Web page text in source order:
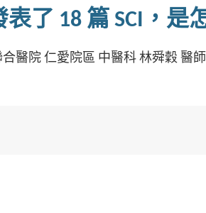
了 18 篇 SCI，是
醫院 仁愛院區 中醫科 林舜穀 醫